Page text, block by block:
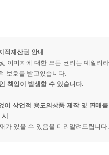
적재산권 안내
이미지에 대한 모든 권리는 데일리라
보호를 받고있습니다.
책임이 발생할 수 있습니다.
이 상업적 용도의상품 제작 및 판매를
가 있을 수 있음을 미리알려드립니다.